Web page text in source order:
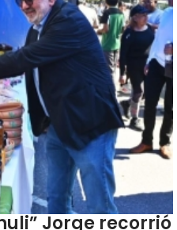
Jorge recorrió